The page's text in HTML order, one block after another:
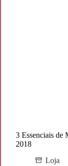
3 Essenciais de
2018
Loja